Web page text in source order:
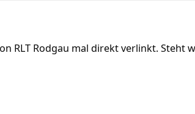
RLT Rodgau mal direkt verlinkt. Steht